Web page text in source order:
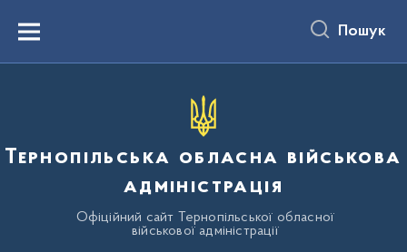
вмістуMenu Пошук
Тернопільська обласна військова
адміністрація
Офіційний сайт Тернопільської обласної
військової адміністрації